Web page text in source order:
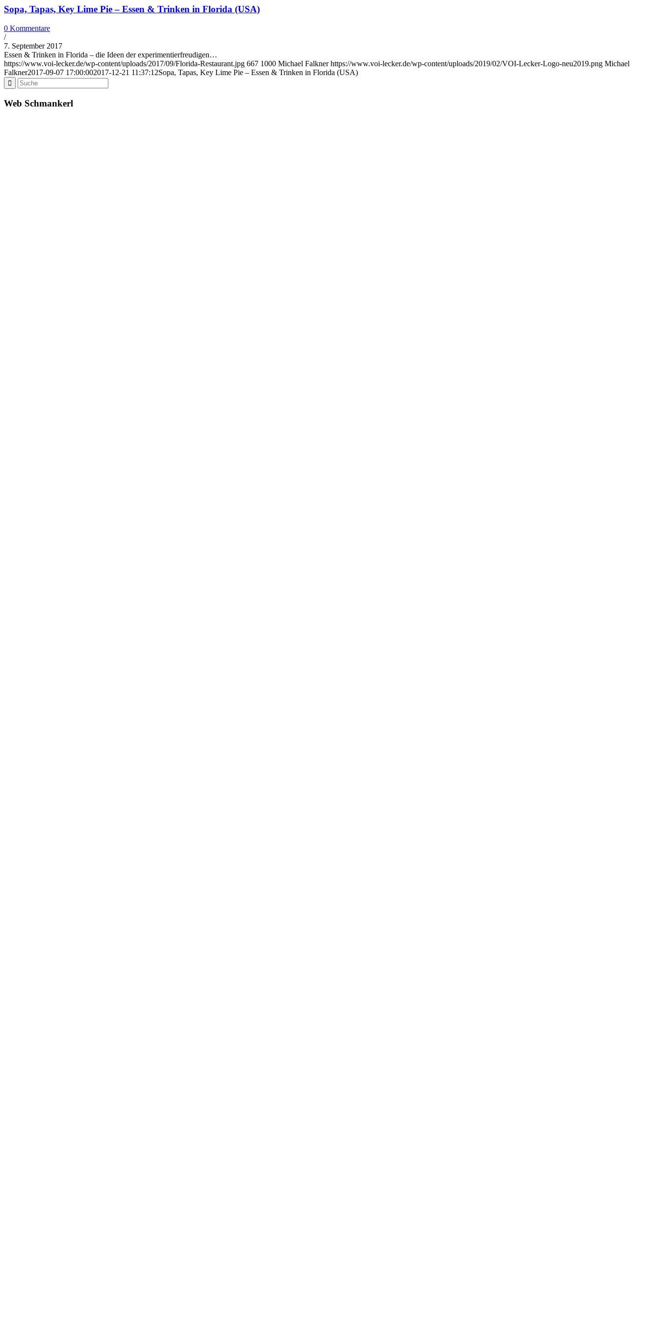
Sopa, Tapas, Key Lime Pie – Essen & Trinken in Florida (USA)
0 Kommentare
/
7. September 2017
Essen & Trinken in Florida – die Ideen der experimentierfreudigen…
https://www.voi-lecker.de/wp-content/uploads/2017/09/Florida-Restaurant.jpg 667 1000 Michael Falkner https://www.voi-lecker.de/wp-content/uploads/2019/02/VOI-Lecker-Logo-neu2019.png Michael
Falkner2017-09-07 17:00:002017-12-21 11:37:12Sopa, Tapas, Key Lime Pie – Essen & Trinken in Florida (USA)
Web Schmankerl